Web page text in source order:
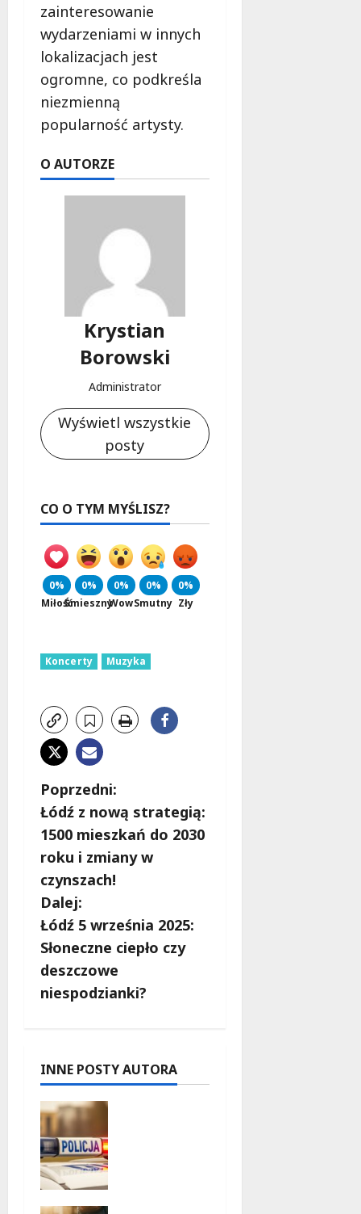
zainteresowanie
wydarzeniami w innych
lokalizacjach jest
ogromne, co podkreśla
niezmienną
popularność artysty.
O AUTORZE
Krystian
Borowski
Administrator
Wyświetl wszystkie
posty
CO O TYM MYŚLISZ?
0%
Miłość
0%
Śmieszny
0%
Wow
0%
Smutny
0%
Zły
Koncerty Muzyka
Z
o
b
a
c
z
w
i
s
y
Poprzedni:
Łódź z nową strategią:
1500 mieszkań do 2030
roku i zmiany w
czynszach!
Dalej:
Łódź 5 września 2025:
Słoneczne ciepło czy
deszczowe
niespodzianki?
INNE POSTY AUTORA